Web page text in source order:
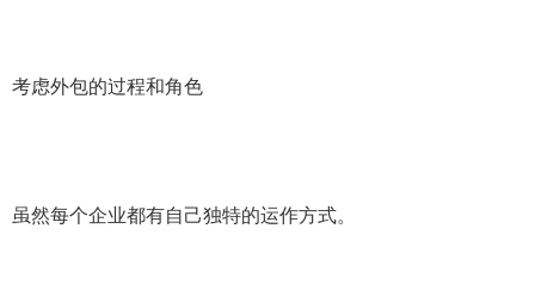
考虑外包的过程和角色
虽然每个企业都有自己独特的运作方式。